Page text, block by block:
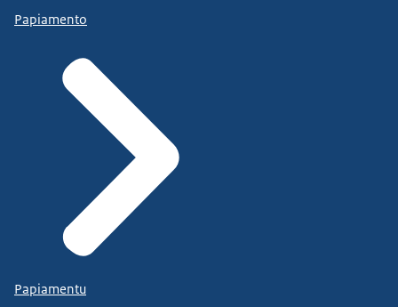
Papiamento
Papiamentu